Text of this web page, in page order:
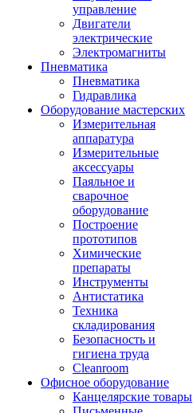
управление
Двигатели
электрические
Электромагниты
Пневматика
Пневматика
Гидравлика
Оборудование мастерских
Измерительная
аппаратура
Измерительные
аксессуары
Паяльное и
сварочное
оборудование
Построение
прототипов
Химические
препараты
Инструменты
Aнтистатика
Техника
складирования
Безопасность и
гигиена труда
Cleanroom
Офисное оборудование
Канцелярские товары